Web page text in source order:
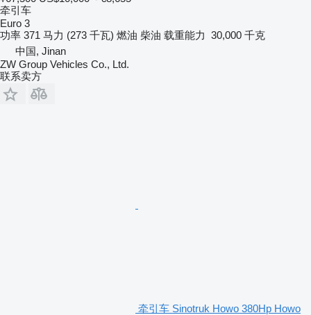
牵引车
Euro 3
功率 371 马力 (273 千瓦) 燃油 柴油 载重能力 30,000 千克
中国, Jinan
ZW Group Vehicles Co., Ltd.
联系卖方
牵引车 Sinotruk Howo 380Hp Howo